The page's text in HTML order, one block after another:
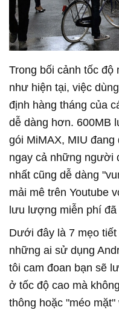
Trong bối cảnh tốc độ
như hiện tại, việc
định hàng tháng của
dễ dàng hơn. 600MB
gói MiMAX, MIU
ngay cả những người
nhất cũng dễ dàng
mải mê trên Youtube
lưu lượng miễn phí
Dưới đây là 7 mẹo
những ai sử dụng
tôi cam đoan bạn sẽ
ở tốc độ cao mà
thông hoặc "méo